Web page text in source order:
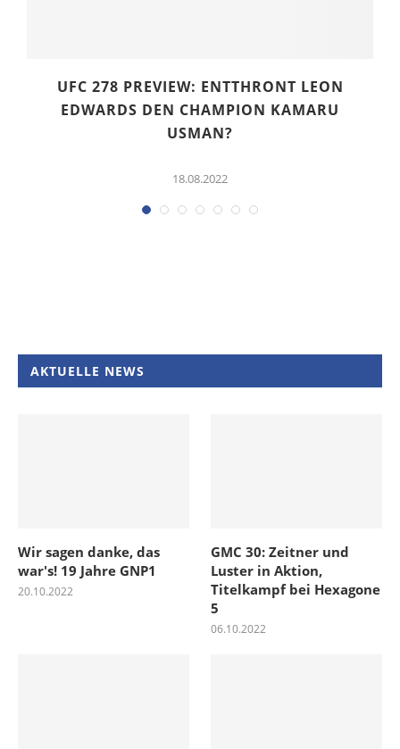
UFC 278 PREVIEW: ENTTHRONT LEON
EDWARDS DEN CHAMPION KAMARU
USMAN?
18.08.2022
AKTUELLE NEWS
Wir sagen danke, das
war's! 19 Jahre GNP1
20.10.2022
GMC 30: Zeitner und
Luster in Aktion,
Titelkampf bei Hexagone
5
06.10.2022